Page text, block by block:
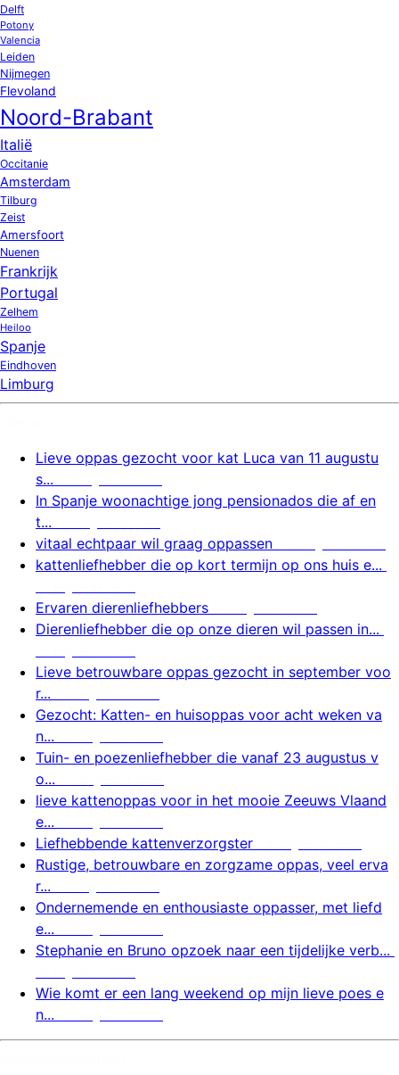
Delft
Potony
Valencia
Leiden
Nijmegen
Flevoland
Noord-Brabant
Italië
Occitanie
Amsterdam
Tilburg
Zeist
Amersfoort
Nuenen
Frankrijk
Portugal
Zelhem
Heiloo
Spanje
Eindhoven
Limburg
Lieve oppas gezocht voor kat Luca van 11 augustu
s...
In Spanje woonachtige jong pensionados die af en
t...
vitaal echtpaar wil graag oppassen
kattenliefhebber die op kort termijn op ons huis e...
Ervaren dierenliefhebbers
Dierenliefhebber die op onze dieren wil passen in...
Lieve betrouwbare oppas gezocht in september voo
r...
Gezocht: Katten- en huisoppas voor acht weken va
n...
Tuin- en poezenliefhebber die vanaf 23 augustus v
o...
lieve kattenoppas voor in het mooie Zeeuws Vlaand
e...
Liefhebbende kattenverzorgster
Rustige, betrouwbare en zorgzame oppas, veel erva
r...
Ondernemende en enthousiaste oppasser, met liefd
e...
Stephanie en Bruno opzoek naar een tijdelijke verb...
Wie komt er een lang weekend op mijn lieve poes e
n...